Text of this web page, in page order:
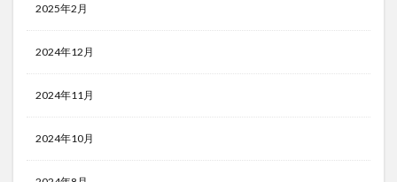
2025年2月
2024年12月
2024年11月
2024年10月